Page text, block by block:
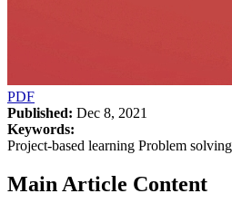
PDF
Published: Dec 8, 2021
Keywords:
Project-based learning Problem
Main Article Content